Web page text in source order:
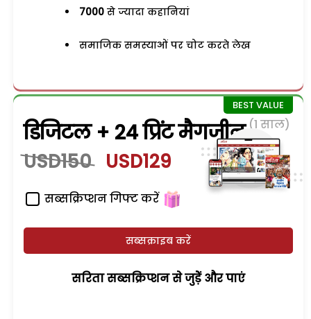
7000 से ज्यादा कहानियां
समाजिक समस्याओं पर चोट करते लेख
डिजिटल + 24 प्रिंट मैगजीन (1 साल)
USD150 USD129
सब्सक्रिप्शन गिफ्ट करें
सब्सक्राइब करें
सरिता सब्सक्रिप्शन से जुड़ेें और पाएं